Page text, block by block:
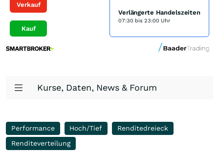
Verkauf
Kauf
Verlängerte Handelszeiten
07:30 bis 23:00 Uhr
Kurse, Daten, News & Forum
Performance Hoch/Tief
Renditedreieck
Renditeverteilung